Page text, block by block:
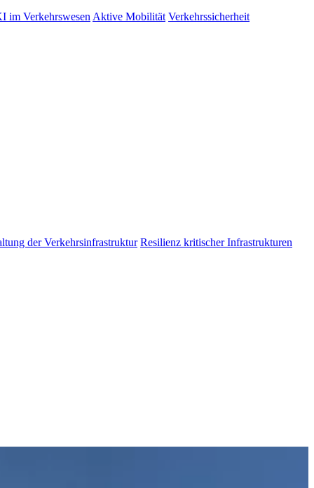
im VerkehrswesenAktive Mobilität Verkehrssicherheit
der Verkehrsinfrastruktur Resilienz kritischer Infrastrukturen